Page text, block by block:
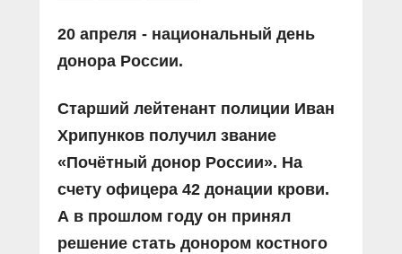
20 апреля - национальный день
донора России.
Старший лейтенант полиции Иван
Хрипунков получил звание
«Почётный донор России». На
счету офицера 42 донации крови.
А в прошлом году он принял
решение стать донором костного